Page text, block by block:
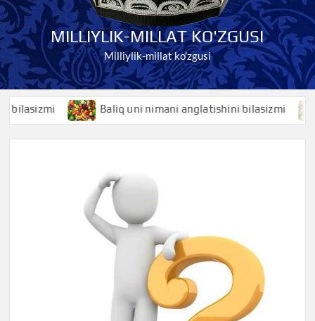
MILLIYLIK-MILLAT KO'ZGUSI
Milliylik-millat ko'zgusi
Baliq uni nimani anglatishini bilasizmi